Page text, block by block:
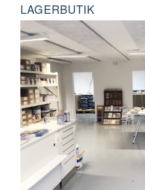
LAGERBUTIK